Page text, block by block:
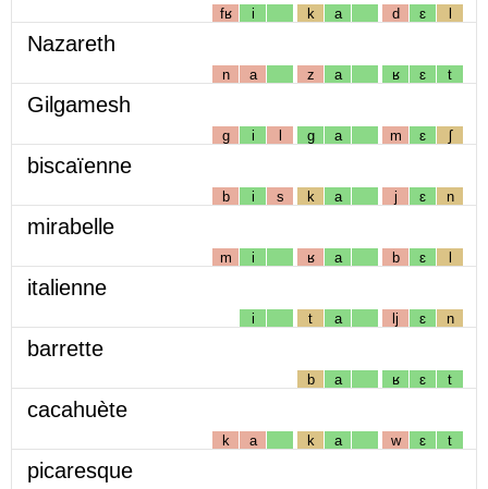
fʁ i k a d ɛ l
Nazareth
n a z a ʁ ɛ t
Gilgamesh
g i l g a m ɛ ʃ
biscaïenne
b i s k a j ɛ n
mirabelle
m i ʁ a b ɛ l
italienne
i t a lj ɛ n
barrette
b a ʁ ɛ t
cacahuète
k a k a w ɛ t
picaresque